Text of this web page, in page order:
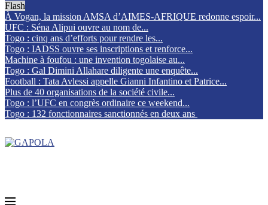
Flash
À Vogan, la mission AMSA d’AIMES-AFRIQUE redonne espoir...
UFC : Séna Alipui ouvre au nom de...
Togo : cinq ans d’efforts pour rendre les...
Togo : IADSS ouvre ses inscriptions et renforce...
Machine à foufou : une invention togolaise au...
Togo : Gal Dimini Allahare diligente une enquête...
Football : Tata Avlessi appelle Gianni Infantino et Patrice...
Plus de 40 organisations de la société civile...
Togo : l’UFC en congrès ordinaire ce weekend...
Togo : 132 fonctionnaires sanctionnés en deux ans